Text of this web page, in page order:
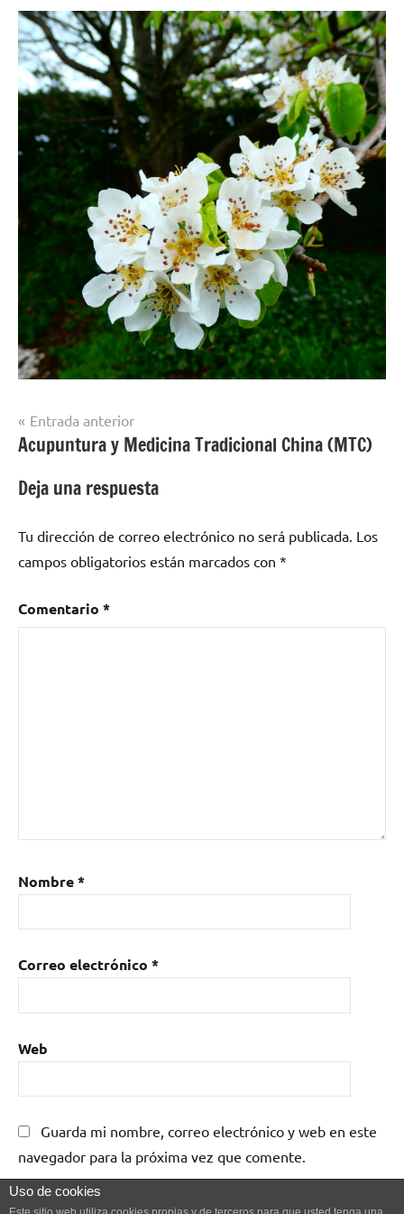
Navegación
de
entradas
Entrada anterior
Acupuntura y Medicina Tradicional China (MTC)
Deja una respuesta
Tu dirección de correo electrónico no será publicada. Los
campos obligatorios están marcados con *
Comentario *
Nombre*
Correo electrónico *
Web
Guarda mi nombre, correo electrónico y web en este
navegador para la próxima vez que comente.
Uso de cookies